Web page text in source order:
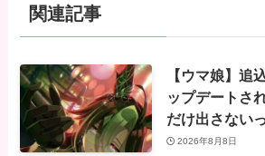
関連記事
【ウマ娘】追
ップデートさ
だけ出さない
2026年8月8日